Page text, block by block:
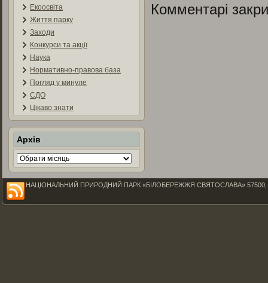
Екоосвіта
Життя парку
Заходи
Конкурси та акції
Наука
Нормативно-правова база
Погляд у минуле
СДО
Цікаво знати
Архів
Архів
Комментарі
НАЦІОНАЛЬНИЙ ПРИРОДНИЙ ПАРК «БІЛОБЕРЕЖЖЯ СВЯТОСЛАВА» 57500,